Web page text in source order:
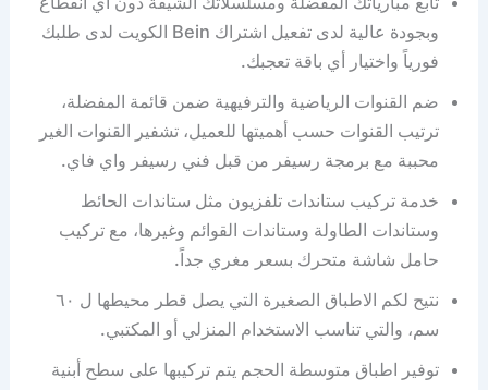
وبجودة عالية لدى تفعيل اشتراك Bein الكويت لدى طلبك
فورياً واختيار أي باقة تعجبك.
ضم القنوات الرياضية والترفيهية ضمن قائمة المفضلة،
ترتيب القنوات حسب أهميتها للعميل، تشفير القنوات الغير
محببة مع برمجة رسيفر من قبل فني رسيفر واي فاي.
خدمة تركيب ستاندات تلفزيون مثل ستاندات الحائط
وستاندات الطاولة وستاندات القوائم وغيرها، مع تركيب
حامل شاشة متحرك بسعر مغري جداً.
نتيح لكم الاطباق الصغيرة التي يصل قطر محيطها ل ٦٠
سم، والتي تناسب الاستخدام المنزلي أو المكتبي.
توفير اطباق متوسطة الحجم يتم تركيبها على سطح أبنية